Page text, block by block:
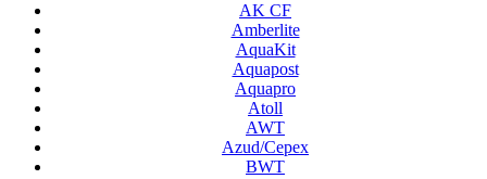
AK CF
Amberlite
AquaKit
Aquapost
Aquapro
Atoll
AWT
Azud/Cepex
BWT